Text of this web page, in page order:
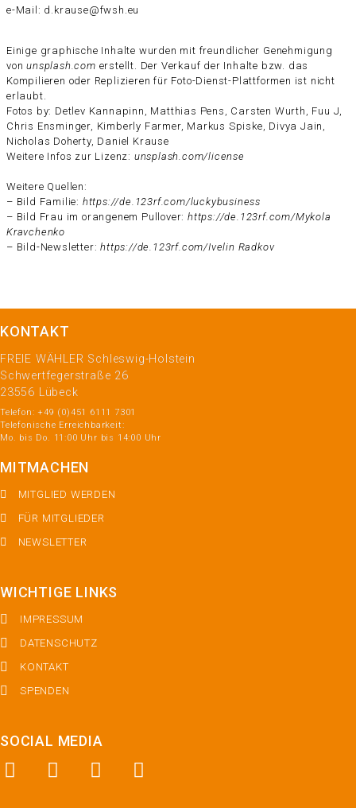
e-Mail: d.krause@fwsh.eu
Einige graphische Inhalte wurden mit freundlicher Genehmigung
vonunsplash.com erstellt. Der Verkauf der Inhalte bzw. das
Kompilieren oder Replizieren für Foto-Dienst-Plattformen ist nicht
erlaubt.
Fotos by: Detlev Kannapinn, Matthias Pens, Carsten Wurth, Fuu J,
Chris Ensminger, Kimberly Farmer, Markus Spiske, Divya Jain,
Nicholas Doherty, Daniel Krause
Weitere Infos zur Lizenz: unsplash.com/license
Weitere Quellen:
– Bild Familie: https://de.123rf.com/luckybusiness
– Bild Frau im orangenem Pullover: https://de.123rf.com/Mykola
Kravchenko
– Bild-Newsletter:https://de.123rf.com/Ivelin Radkov
KONTAKT
FREIE WÄHLER Schleswig-Holstein
Schwertfegerstraße 26
23556 Lübeck
Telefon: +49 (0)451 6111 7301
Telefonische Erreichbarkeit:
Mo. bis Do. 11:00 Uhr bis 14:00 Uhr
MITMACHEN
MITGLIED WERDEN
FÜR MITGLIEDER
NEWSLETTER
WICHTIGE LINKS
IMPRESSUM
DATENSCHUTZ
KONTAKT
SPENDEN
SOCIAL MEDIA